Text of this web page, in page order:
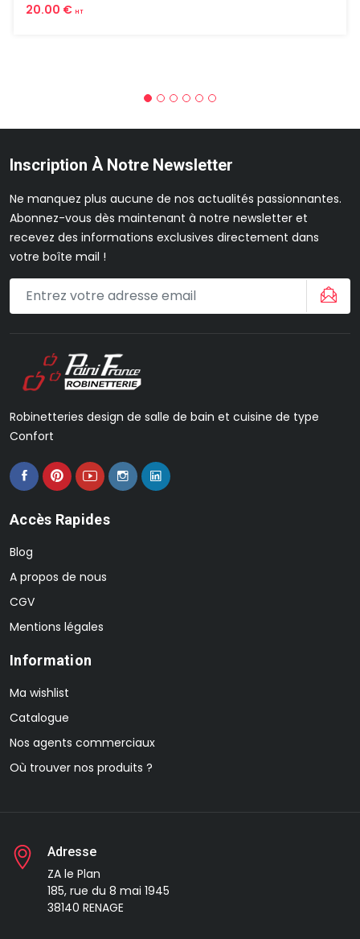
20.00 € HT
Inscription À Notre Newsletter
Ne manquez plus aucune de nos actualités passionnantes.
Abonnez-vous dès maintenant à notre newsletter et
recevez des informations exclusives directement dans
votre boîte mail !
Robinetteries design de salle de bain et cuisine de type
Confort
Accès Rapides
Blog
A propos de nous
CGV
Mentions légales
Information
Ma wishlist
Catalogue
Nos agents commerciaux
Où trouver nos produits ?
Adresse
ZA le Plan
185, rue du 8 mai 1945
38140 RENAGE